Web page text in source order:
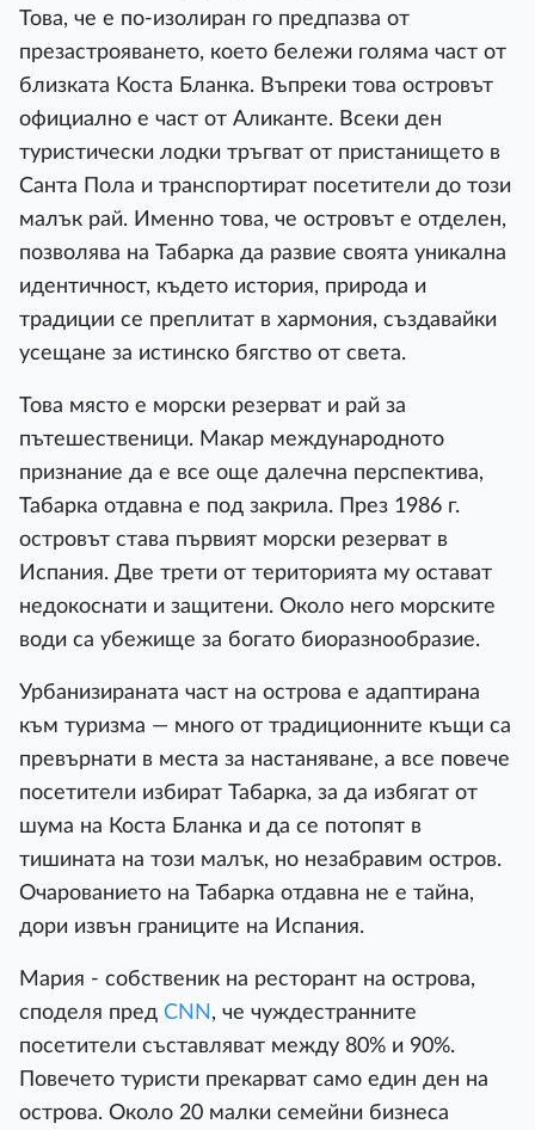
Това, че е по-изолиран го предпазва от
презастрояването, което бележи голяма част от
близката Коста Бланка. Въпреки това островът
официално е част от Аликанте. Всеки ден
туристически лодки тръгват от пристанището в
Санта Пола и транспортират посетители до този
малък рай. Именно това, че островът е отделен,
позволява на Табарка да развие своята уникална
идентичност, където история, природа и
традиции се преплитат в хармония, създавайки
усещане за истинско бягство от света.
Това място е морски резерват и рай за
пътешественици. Макар международното
признание да е все още далечна перспектива,
Табарка отдавна е под закрила. През 1986 г.
островът става първият морски резерват в
Испания. Две трети от територията му остават
недокоснати и защитени. Около него морските
води са убежище за богато биоразнообразие.
Урбанизираната част на острова е адаптирана
към туризма — много от традиционните къщи са
превърнати в места за настаняване, а все повече
посетители избират Табарка, за да избягат от
шума на Коста Бланка и да се потопят в
тишината на този малък, но незабравим остров.
Очарованието на Табарка отдавна не е тайна,
дори извън границите на Испания.
Мария - собственик на ресторант на острова,
споделя пред CNN , че чуждестранните
посетители съставляват между 80% и 90%.
Повечето туристи прекарват само един ден на
острова. Около 20 малки семейни бизнеса